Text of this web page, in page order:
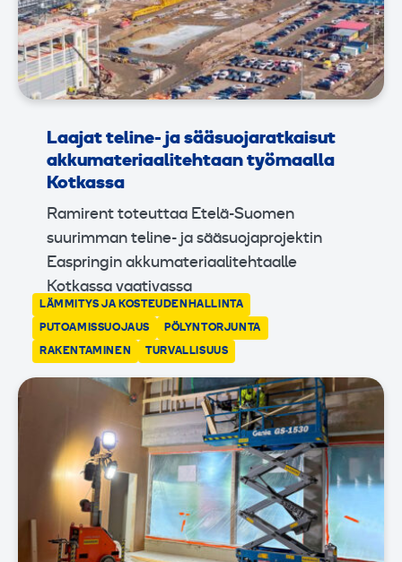
Laajat teline- ja sääsuojaratkaisut
akkumateriaalitehtaan työmaalla
Kotkassa
Ramirent toteuttaa Etelä-Suomen
suurimman teline- ja sääsuojaprojektin
Easpringin akkumateriaalitehtaalle
Kotkassa vaativassa
teollisuusrakentamisen
LÄMMITYS JA KOSTEUDENHALLINTA
PUTOAMISSUOJAUS PÖLYNTORJUNTA
RAKENTAMINEN TURVALLISUUS